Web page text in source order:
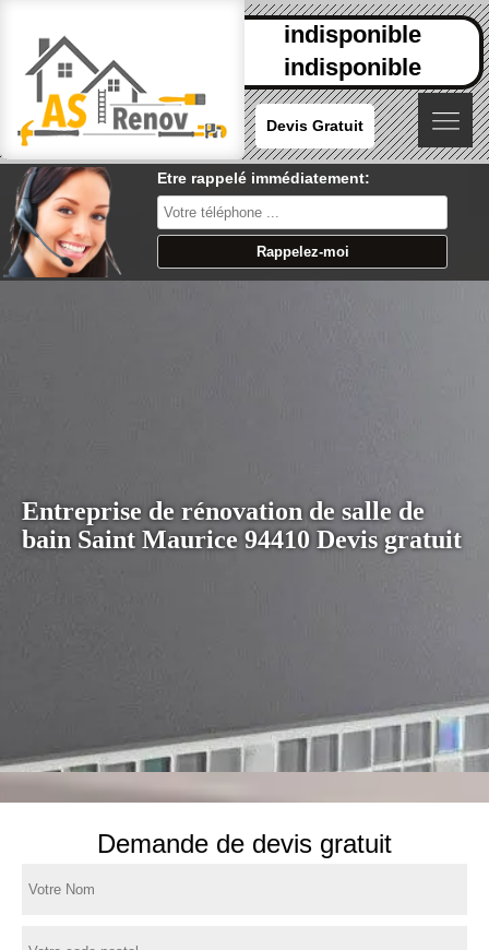
indisponible
indisponible
Devis Gratuit
Etre rappelé immédiatement:
Entreprise de rénovation de salle de
bain Saint Maurice 94410 Devis gratuit
Demande de devis gratuit